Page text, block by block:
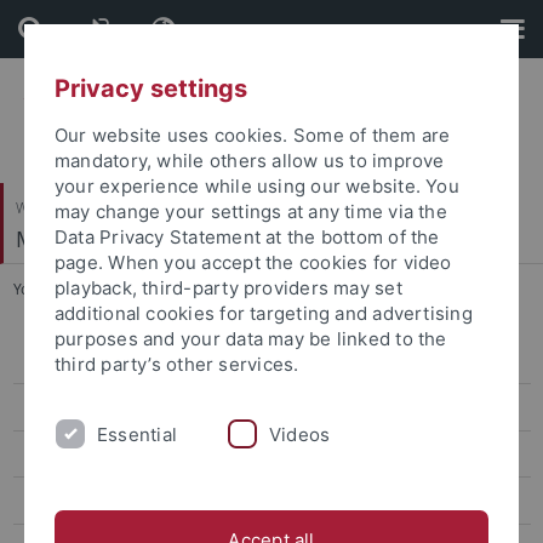
Skip
to
content
Skip
to
footer
Wirtschafts- und Sozialwissenschaftliche Fakultät
Methodenzentrum
You are here: Startseite ... Wege in die QSF
E-Learning
Für Dozierende
Privacy settings
Our website uses cookies. Some of them are
mandatory, while others allow us to improve
your experience while using our website. You
may change your settings at any time via the
Data Privacy Statement at the bottom of the
page. When you accept the cookies for video
playback, third-party providers may set
additional cookies for targeting and advertising
purposes and your data may be linked to the
third party’s other services.
Essential Videos